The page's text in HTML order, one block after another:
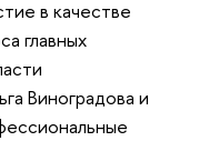
в качестве
главных
Виноградова и